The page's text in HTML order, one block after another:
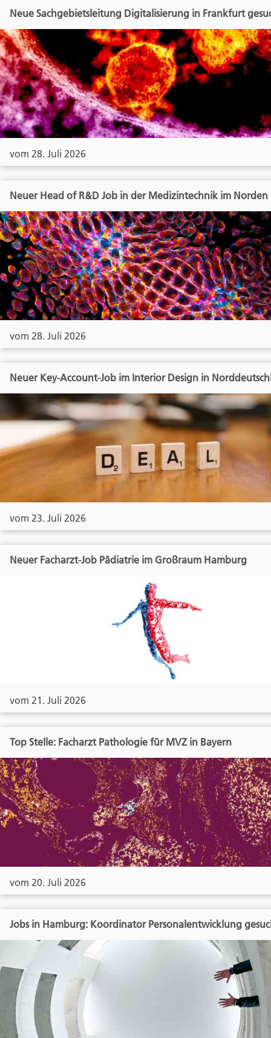
Neue Sachgebietsleitung Digitalisierung in Frankfurt
vom 28. Juli 2026
Neuer Head of R&D Job in der Medizintechnik im Norden
vom 28. Juli 2026
Neuer Key-Account-Job im Interior Design in
vom 23. Juli 2026
Neuer Facharzt-Job Pädiatrie im Großraum Hamburg
vom 21. Juli 2026
Top Stelle: Facharzt Pathologie für MVZ in Bayern
vom 20. Juli 2026
Jobs in Hamburg: Koordinator Personalentwicklung